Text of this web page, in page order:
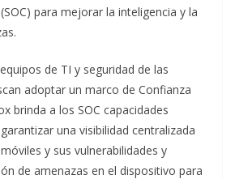
para mejorar la inteligencia y la
de TI y seguridad de las
adoptar un marco de Confianza
brinda a los SOC capacidades
una visibilidad centralizada
y sus vulnerabilidades y
de amenazas en el dispositivo para